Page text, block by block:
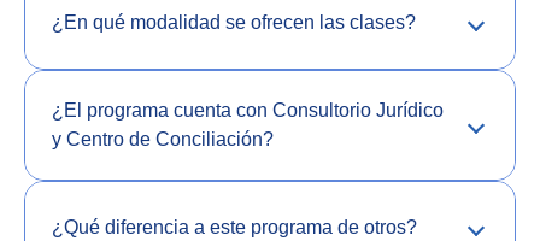
¿En qué modalidad se ofrecen las clases?
¿El programa cuenta con Consultorio Jurídico
y Centro de Conciliación?
¿Qué diferencia a este programa de otros?